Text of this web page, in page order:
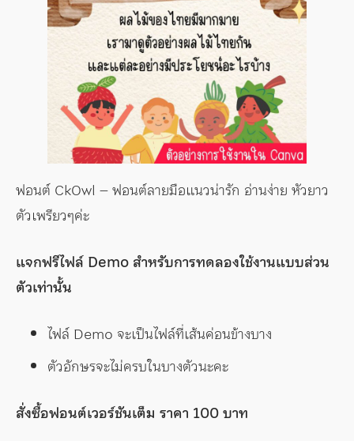
ฟอนต์ CkOwl – ฟอนต์ลายมือแนวน่ารัก อ่านง่าย หัวยาว
ตัวเพรียวๆค่ะ
แจกฟรีไฟล์ Demo สำหรับการทดลองใช้งานแบบส่วน
ตัวเท่านั้น
ไฟล์ Demo จะเป็นไฟล์ที่เส้นค่อนข้างบาง
ตัวอักษรจะไม่ครบในบางตัวนะคะ
สั่งซื้อฟอนต์เวอร์ชันเต็ม ราคา 100 บาท